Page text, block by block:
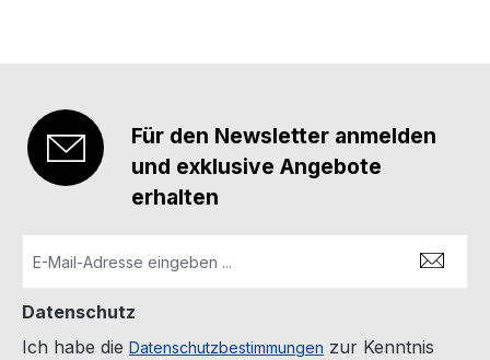
Für den Newsletter anmelden
und exklusive Angebote
erhalten
Datenschutz
Ich habe die Datenschutzbestimmungen zur Kenntnis